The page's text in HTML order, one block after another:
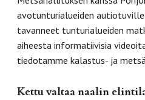
avotunturialueiden
tavanneet tunturialueiden
aiheesta informatiivisia
tiedotamme kalastus- ja
Kettu valtaa naalin